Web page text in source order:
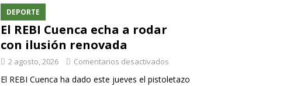
DEPORTE
El REBI Cuenca echa a rodar
con ilusión renovada
2 agosto, 2026 Comentarios desactivados
El REBI Cuenca ha dado este jueves el pistoletazo